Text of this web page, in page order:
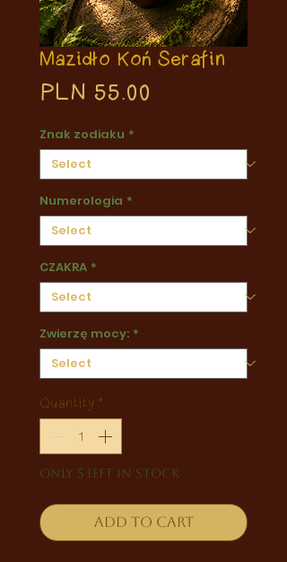
Mazidło Koń Serafin
PLN 55.00
Znak zodiaku *
Numerologia *
CZAKRA *
Zwierzę mocy: *
Quantity *
Only 5 left in stock
Add to Cart